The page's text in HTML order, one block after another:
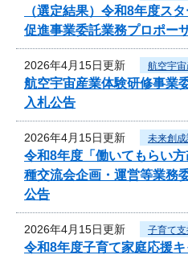
（選定結果）令和8年度ス
促進事業委託業務プロポー
2026年4月15日更新 航空宇
航空宇宙産業体験研修事業
入札公告
2026年4月15日更新 未来創
令和8年度「働いてもらい
種交流会企画・運営等業務
公告
2026年4月15日更新 子育て
令和8年度子育て家庭応援